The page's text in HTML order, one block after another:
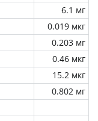
6.1 мг
0.019 мкг
0.203 мг
0.46 мкг
15.2 мкг
0.802 мг